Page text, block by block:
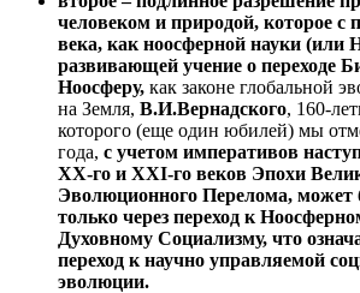
человеком и природой, которое с
века, как ноосферной науки (или
развивающей учение о переходе
Ноосферу, как законе глобальной
на Земля, В.И.Вернадского, 160-
которого (еще один юбилей) мы
года, с учетом императивов
ХХ-го и XXI-го веков Эпохи
Эволюционного Перелома, может
только через переход к
Духовному Социализму, что
переход к научно управляемой
эволюции.